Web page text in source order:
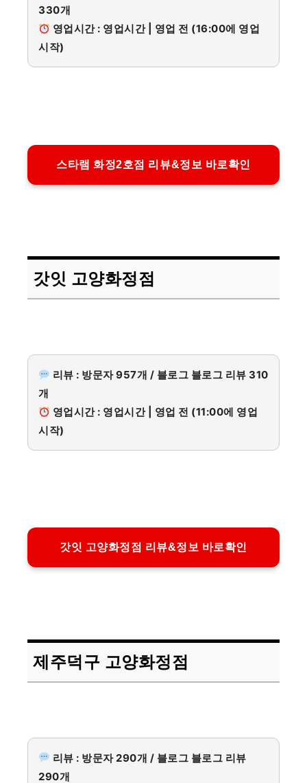
330개
영업시간 : 영업시간 | 영업 전 (16:00에 영업
시작)
스타램 화정2호점 리뷰&정보 바로확인
갓잇 고양화정점
리뷰 : 방문자 957개 / 블로그 블로그 리뷰 310
개
영업시간 : 영업시간 | 영업 전 (11:00에 영업
시작)
갓잇 고양화정점 리뷰&정보 바로확인
제주덕구 고양화정점
리뷰 : 방문자 290개 / 블로그 블로그 리뷰
290개